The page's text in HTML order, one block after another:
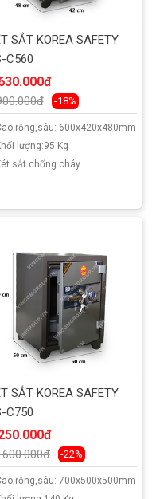
SẮT KOREA SAFETY
C560
-18%
600x420x480mm
lượng:95 Kg
sắt chống cháy
SẮT KOREA SAFETY
C750
-22%
700x500x500mm